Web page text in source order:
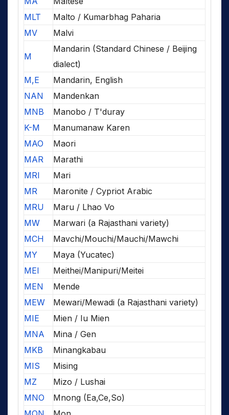
MLT
Malto / Kumarbhag Paharia
MV
Malvi
M
Mandarin (Standard Chinese / Beijing
dialect)
M,E
Mandarin, English
NAN
Mandenkan
MNB
Manobo / T'duray
K-M
Manumanaw Karen
MAO
Maori
MAR
Marathi
MRI
Mari
MR
Maronite / Cypriot Arabic
MRU
Maru / Lhao Vo
MW
Marwari (a Rajasthani variety)
MCH
Mavchi/Mouchi/Mauchi/Mawchi
MY
Maya (Yucatec)
MEI
Meithei/Manipuri/Meitei
MEN
Mende
MEW
Mewari/Mewadi (a Rajasthani variety)
MIE
Mien / Iu Mien
MNA
Mina / Gen
MKB
Minangkabau
MIS
Mising
MZ
Mizo / Lushai
MNO
Mnong (Ea,Ce,So)